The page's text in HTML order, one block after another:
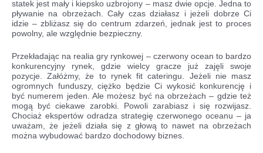
statek jest mały i kiepsko uzbrojony – masz dwie opcje. Jedna to
pływanie na obrzeżach. Cały czas działasz i jeżeli dobrze Ci
idzie – zbliżasz się do centrum zdarzeń, jednak jest to proces
powolny, ale względnie bezpieczny.
Przekładając na realia gry rynkowej – czerwony ocean to bardzo
konkurencyjny rynek, gdzie wielcy gracze już zajęli swoje
pozycje. Załóżmy, że to rynek fit cateringu. Jeżeli nie masz
ogromnych funduszy, ciężko będzie Ci wykosić konkurencję i
być numerem jeden. Ale możesz być na obrzeżach – gdzie też
mogą być ciekawe zarobki. Powoli zarabiasz i się rozwijasz.
Chociaż ekspertów odradza strategię czerwonego oceanu – ja
uważam, że jeżeli działa się z głową to nawet na obrzeżach
można wybudować bardzo dochodowy biznes.